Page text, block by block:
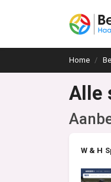
Home
Alle
W & H